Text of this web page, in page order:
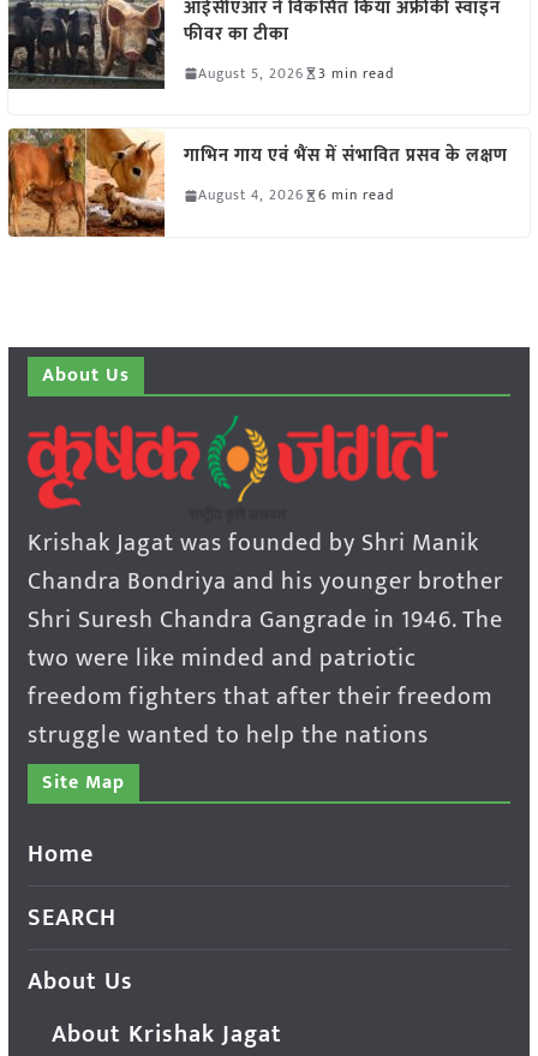
आईसीएआर ने विकसित किया अफ्रीकी स्वाइन
फीवर का टीका
August 5, 2026 3 min read
गाभिन गाय एवं भैंस में संभावित प्रसव के लक्षण
August 4, 2026 6 min read
About Us
Krishak Jagat was founded by Shri Manik
Chandra Bondriya and his younger brother
Shri Suresh Chandra Gangrade in 1946. The
two were like minded and patriotic
freedom fighters that after their freedom
struggle wanted to help the nations
Site Map
Home
SEARCH
About Us
About Krishak Jagat